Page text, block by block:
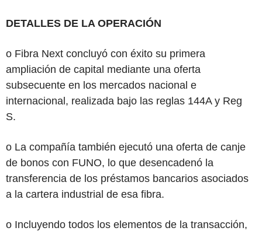
DETALLES DE LA OPERACIÓN
o Fibra Next concluyó con éxito su primera
ampliación de capital mediante una oferta
subsecuente en los mercados nacional e
internacional, realizada bajo las reglas 144A y Reg
S.
o La compañía también ejecutó una oferta de canje
de bonos con FUNO, lo que desencadenó la
transferencia de los préstamos bancarios asociados
a la cartera industrial de esa fibra.
o Incluyendo todos los elementos de la transacción,